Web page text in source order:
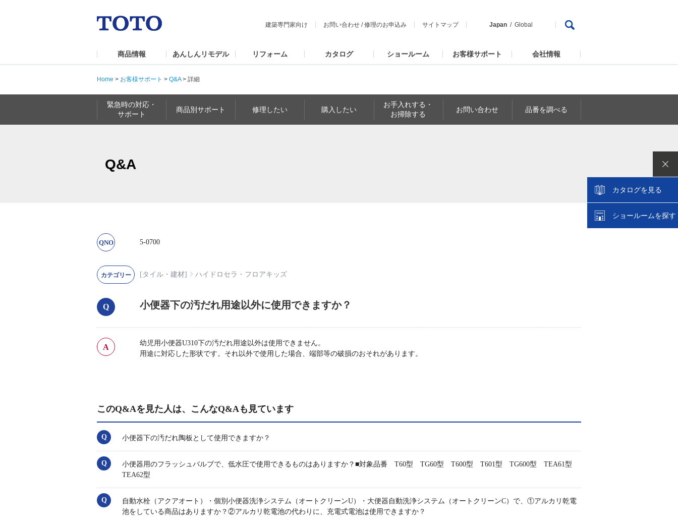
建築専門家向け お問い合わせ /修理のお申込み サイトマップ Japan Global
商品情報 あんしんリモデル リフォーム カタログ ショールーム お客様サポート 会社情報
Home > お客様サポート > Q&A> 詳細
緊急時の対応・
サポート
商品別サポート 修理したい 購入したい
お手入れする・
お掃除する
お問い合わせ 品番を調べる
カタログを見る
ショールームを探す
Q&A
5-0700
[タイル・建材] ハイドロセラ・フロアキッズ
小便器下の汚だれ用途以外に使用できますか？
幼児用小便器U310下の汚だれ用途以外は使用できません。
用途に対応した形状です。それ以外で使用した場合、端部等の破損のおそれがあります。
このQ&Aを見た人は、こんなQ&Aも見ています
小便器下の汚だれ陶板として使用できますか？
小便器用のフラッシュバルブで、低水圧で使用できるものはありますか？■対象品番 T60型 TG60型 T600型 T601型 TG600型 TEA61型
TEA62型
自動水栓（アクアオート）・個別小便器洗浄システム（オートクリーンU）・大便器自動洗浄システム（オートクリーンC）で、①アルカリ乾電
池をしている商品はありますか？②アルカリ乾電池の代わりに、充電式電池は使用できますか？